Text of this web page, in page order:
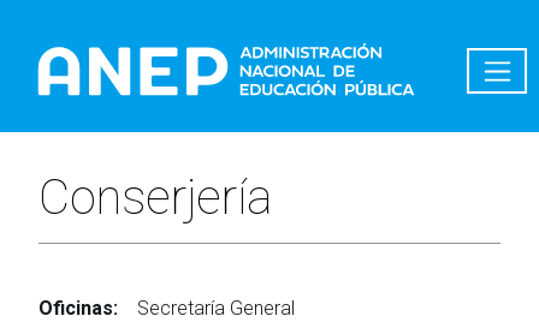
Conserjería
Oficinas:
Secretaría General